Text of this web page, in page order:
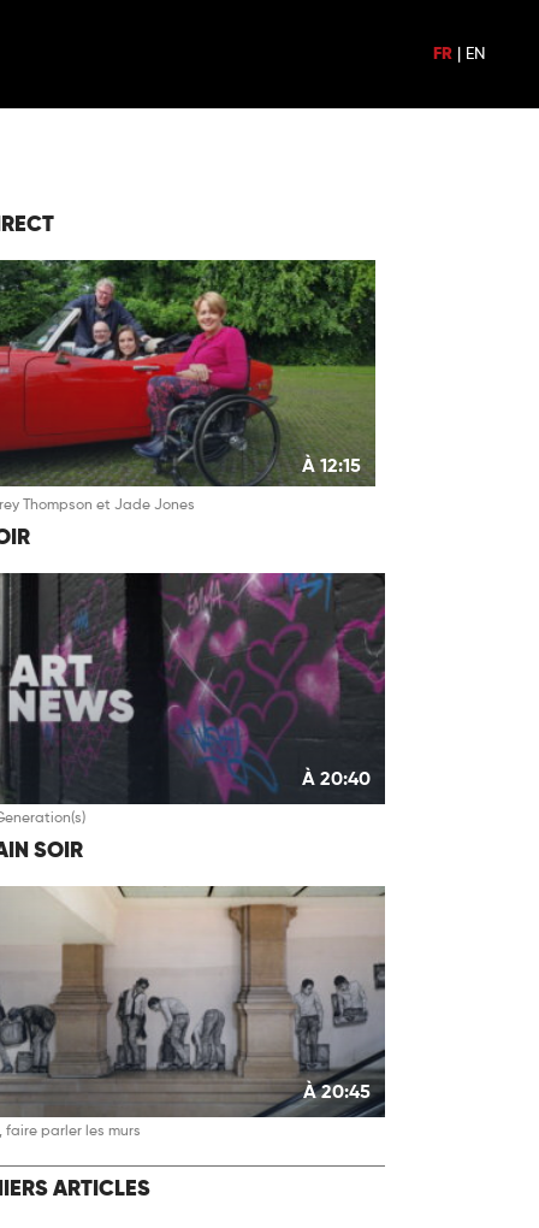
FR EN
À 12:15
Thompson et Jade Jones
À 20:40
SOIR
À 20:45
faire parler les murs
ARTICLES